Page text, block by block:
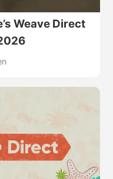
Weave Direct